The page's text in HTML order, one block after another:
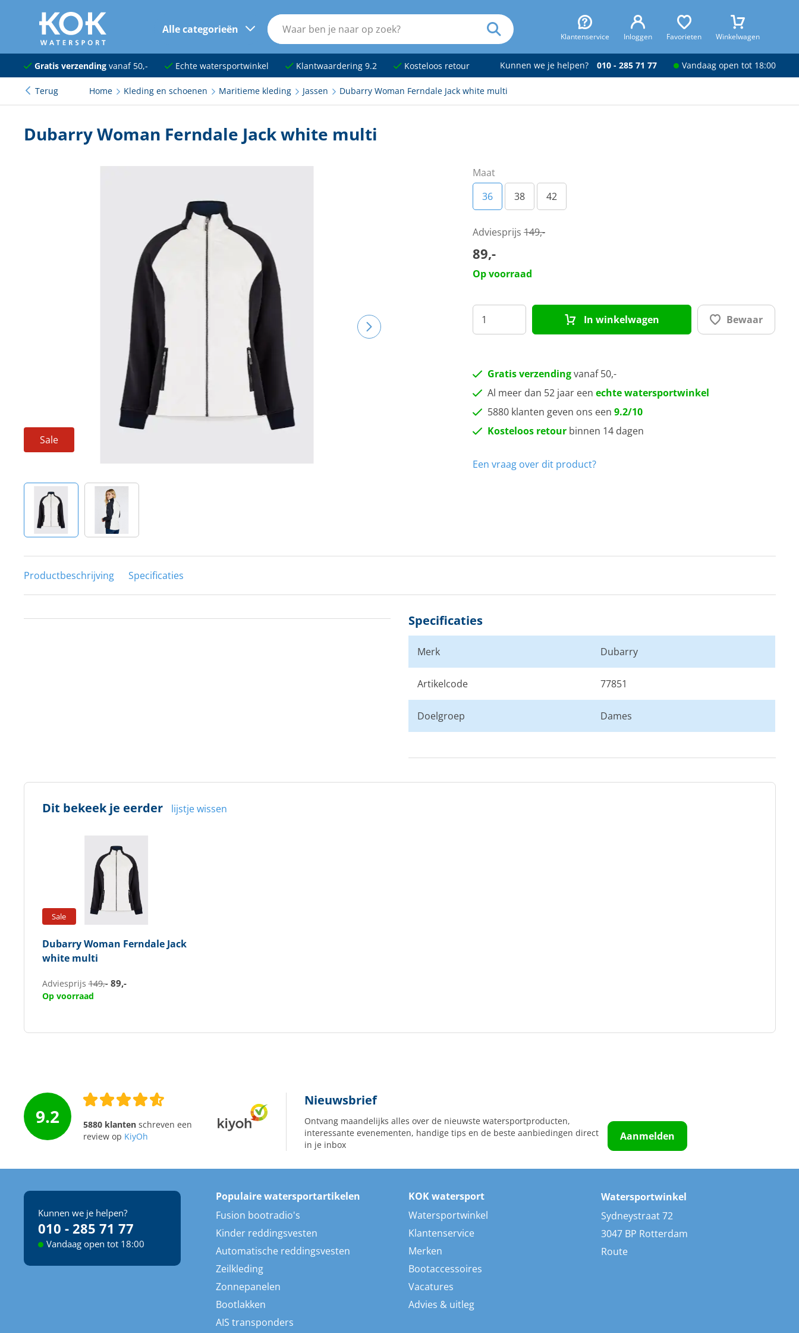
naar hoofdinhoud
Alle categorieën
Klantenservice Inloggen Favorieten Winkelwagen
Navigatie
Dekuitrusting
Onderhoud en verf
Kajuit en kombuis
Techniek en motor
Tuigage en dekbeslag
Boten, toebehoren en fun
Meubels en lifestyle
Gratis verzendingvanaf 50,- Echte watersportwinkel Klantwaardering 9.2 Kosteloos retour Kunnen we je helpen? 010 - 285 71 77 Vandaag open tot 18:00
Terug Home Kleding en schoenen Maritieme kleding Jassen Dubarry Woman Ferndale Jack white multi
Dubarry Woman Ferndale Jack white multi
Sale
Maat
36
38 42
Adviesprijs149,-
89,-
Op voorraad
In winkelwagen Bewaar
Gratis verzendingvanaf 50,-
Al meer dan 52 jaar een echte watersportwinkel
5880 klanten geven ons een 9.2/10
Kosteloos retourbinnen 14 dagen
Een vraag over dit product?
Productbeschrijving Specificaties
Specificaties
Merk Dubarry
Artikelcode 77851
Doelgroep Dames
Dit bekeek je eerder lijstje wissen
Sale
DubarryWoman Ferndale Jack
white multi
Adviesprijs149,- 89,-
Op voorraad
9.2 5880 klantenschreven een
review op KiyOh
Nieuwsbrief
Ontvang maandelijks alles over de nieuwste watersportproducten,
interessante evenementen, handige tips en de beste aanbiedingen direct
in je inbox
Aanmelden
Kunnen we je helpen?
010 - 285 71 77
Vandaag open tot 18:00
Populaire watersportartikelen
Fusion bootradio's
Kinder reddingsvesten
Automatische reddingsvesten
Zeilkleding
Zonnepanelen
Bootlakken
AIS transponders
KOK watersport
Watersportwinkel
Klantenservice
Merken
Bootaccessoires
Vacatures
Advies & uitleg
Watersportwinkel
Sydneystraat 72
3047 BP Rotterdam
Route